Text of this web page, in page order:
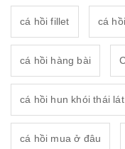
cá hồi fillet cá
cá hồi hàng bài
cá hồi hun khói thái lát
cá hồi mua ở đâu